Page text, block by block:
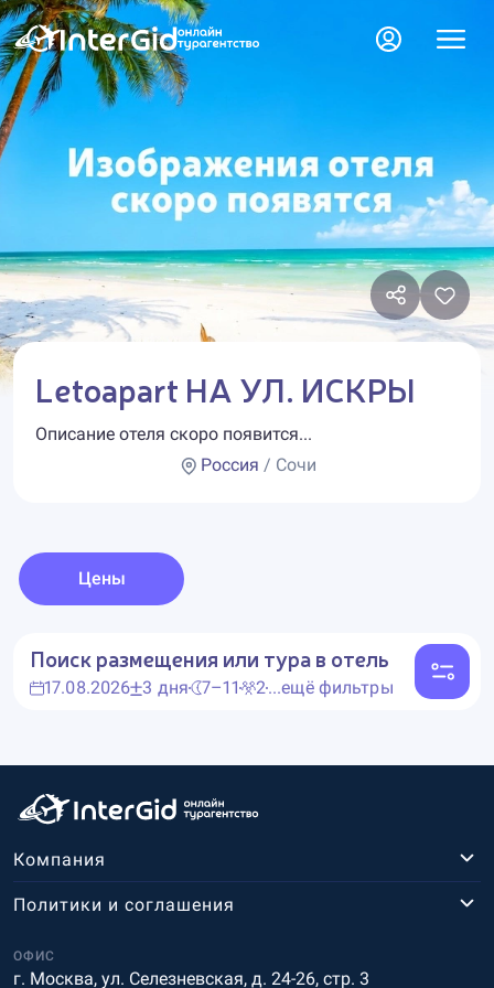
Letoapart НА УЛ. ИСКРЫ
Описание отеля скоро появится...
Россия / Сочи
Цены
Поиск размещения или тура в отель
17.08.2026 3 дня 7–11 2...ещё фильтры
Компания
ОФИС
г. Москва, ул. Селезневская, д. 24-26, стр. 3
Политики и соглашения